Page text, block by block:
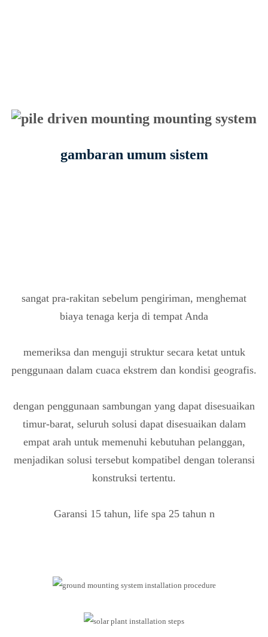
gambaran umum sistem
sangat pra-rakitan sebelum pengiriman, menghemat
biaya tenaga kerja di tempat Anda
memeriksa dan menguji struktur secara ketat untuk
penggunaan dalam cuaca ekstrem dan kondisi geografis.
dengan penggunaan sambungan yang dapat disesuaikan
timur-barat, seluruh solusi dapat disesuaikan dalam
empat arah untuk memenuhi kebutuhan pelanggan,
menjadikan solusi tersebut kompatibel dengan toleransi
konstruksi tertentu.
Garansi 15 tahun, life spa 25 tahunn